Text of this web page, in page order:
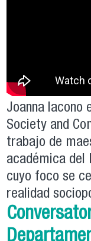
Joanna Iacono
Society and
trabajo de
académica del
cuyo foco se
realidad